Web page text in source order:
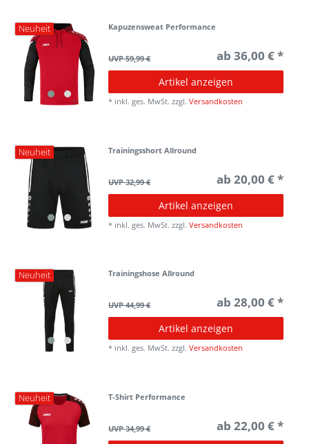
Neuheit Kapuzensweat Performance
UVP 59,99 € ab 36,00 € *
Artikel anzeigen
* inkl. ges. MwSt. zzgl.Versandkosten
Neuheit Trainingsshort Allround
UVP 32,99 € ab 20,00 € *
Artikel anzeigen
* inkl. ges. MwSt. zzgl.Versandkosten
Neuheit Trainingshose Allround
UVP 44,99 € ab 28,00 € *
Artikel anzeigen
* inkl. ges. MwSt. zzgl.Versandkosten
Neuheit T-Shirt Performance
UVP 34,99 € ab 22,00 € *